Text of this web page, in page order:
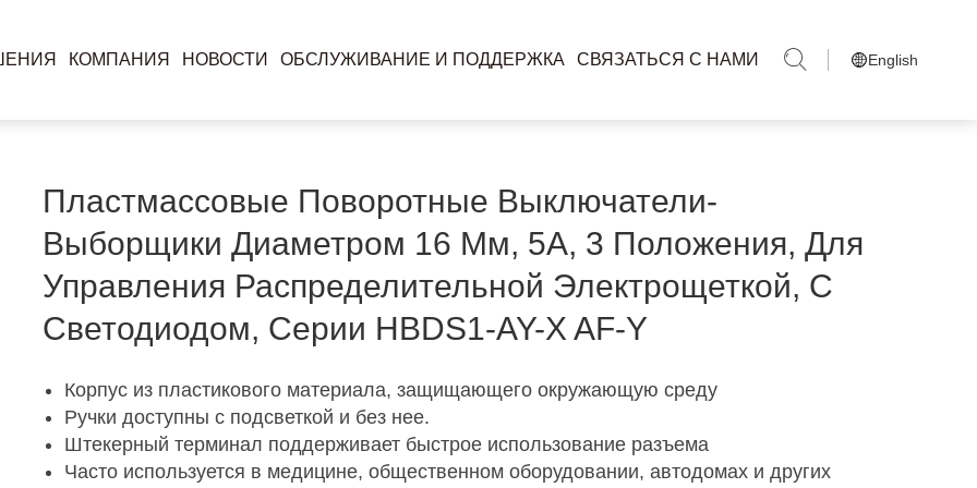
КОМПАНИЯ НОВОСТИ ОБСЛУЖИВАНИЕ И ПОДДЕРЖКА СВЯЗАТЬСЯ С НАМИ English
с светодиодом, серии HBDS1-AY-X AF-Y
Пластмассовые Поворотные Выключатели-
Выборщики Диаметром 16 Мм, 5А, 3 Положения, Для
Управления Распределительной Электрощеткой, С
Светодиодом, Серии HBDS1-AY-X AF-Y
Корпус из пластикового материала, защищающего окружающую среду
Ручки доступны с подсветкой и без нее.
Штекерный терминал поддерживает быстрое использование разъема
Часто используется в медицине, общественном оборудовании, автодомах и других